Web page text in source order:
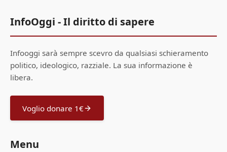
InfoOggi - Il diritto di sapere
Infooggi sarà sempre scevro da qualsiasi schieramento
politico, ideologico, razziale. La sua informazione è
libera.
Voglio donare 1€
Menu